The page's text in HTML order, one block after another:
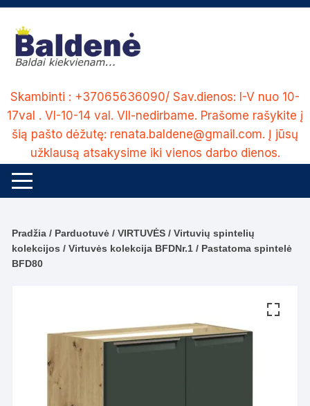
Skip
content
Skambinti : +37065636090/ Sav.dienos: I-V nuo 10-
17val . VI-10-14 val. VII-nedirbame. Prašome rašykite į
šią pašto dėžutę: renata.baldene@gmail.com. Į jūsų
užklausą atsakysime iki vienos darbo dienos.
Pradžia / Parduotuvė /VIRTUVĖS /Virtuvių spintelių
kolekcijos /Virtuvės kolekcija BFDNr.1 / Pastatoma spintelė
BFD80